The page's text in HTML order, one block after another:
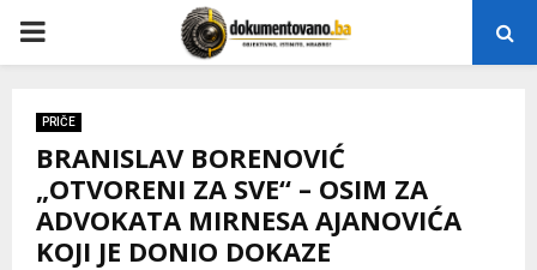
P
M
PRIČE
BRANISLAV BORENOVIĆ
„OTVORENI ZA SVE“ – OSIM ZA
ADVOKATA MIRNESA AJANOVIĆA
KOJI JE DONIO DOKAZE